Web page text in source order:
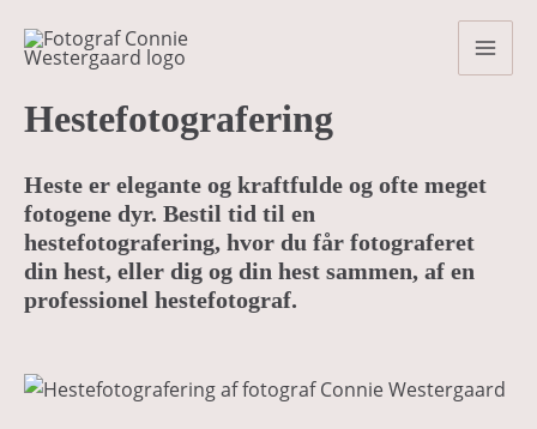
Hestefotografering
Heste er elegante og kraftfulde og ofte meget
fotogene dyr. Bestil tid til en
hestefotografering, hvor du får fotograferet
din hest, eller dig og din hest sammen, af en
professionel hestefotograf.